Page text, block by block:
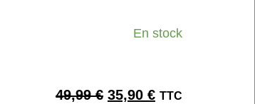
En stock
49,99€ 35,90 € TTC